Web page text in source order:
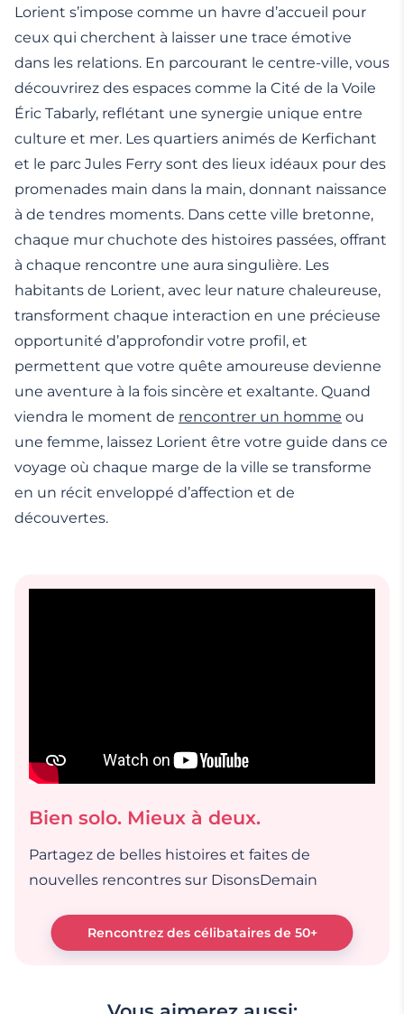
Lorient s’impose comme un havre d’accueil pour
ceux qui cherchent à laisser une trace émotive
dans les relations. En parcourant le centre-ville, vous
découvrirez des espaces comme la Cité de la Voile
Éric Tabarly, reflétant une synergie unique entre
culture et mer. Les quartiers animés de Kerfichant
et le parc Jules Ferry sont des lieux idéaux pour des
promenades main dans la main, donnant naissance
à de tendres moments. Dans cette ville bretonne,
chaque mur chuchote des histoires passées, offrant
à chaque rencontre une aura singulière. Les
habitants de Lorient, avec leur nature chaleureuse,
transforment chaque interaction en une précieuse
opportunité d’approfondir votre profil, et
permettent que votre quête amoureuse devienne
une aventure à la fois sincère et exaltante. Quand
viendra le moment de rencontrer un homme ou
une femme, laissez Lorient être votre guide dans ce
voyage où chaque marge de la ville se transforme
en un récit enveloppé d’affection et de
découvertes.
Bien solo. Mieux à deux.
Partagez de belles histoires et faites de
nouvelles rencontres sur DisonsDemain
Rencontrez des célibataires de 50+